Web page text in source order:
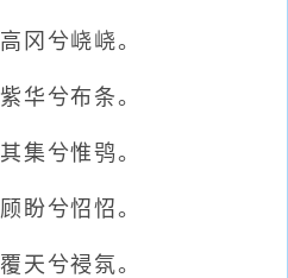
兮峣峣。
兮布条。
兮惟鸮。
兮怊怊。
兮祲氛。